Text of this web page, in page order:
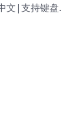
文|支持键盘.